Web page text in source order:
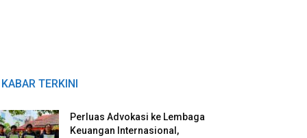
KABAR TERKINI
Perluas Advokasi ke Lembaga
Keuangan Internasional,